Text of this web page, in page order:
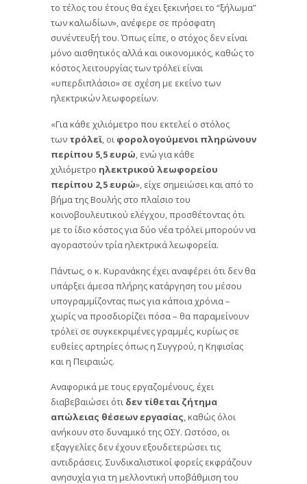
το τέλος του έτους θα έχει ξεκινήσει το “ξήλωμα”
των καλωδίων», ανέφερε σε πρόσφατη
συνέντευξή του. Όπως είπε, ο στόχος δεν είναι
μόνο αισθητικός αλλά και οικονομικός, καθώς το
κόστος λειτουργίας των τρόλεϊ είναι
«υπερδιπλάσιο» σε σχέση με εκείνο των
ηλεκτρικών λεωφορείων.
«Για κάθε χιλιόμετρο που εκτελεί ο στόλος
των τρόλεϊ , οι φορολογούμενοι πληρώνουν
περίπου 5,5 ευρώ , ενώ για κάθε
χιλιόμετρο ηλεκτρικού λεωφορείου
περίπου 2,5 ευρώ», είχε σημειώσει και από το
βήμα της Βουλής στο πλαίσιο του
κοινοβουλευτικού ελέγχου, προσθέτοντας ότι
με το ίδιο κόστος για δύο νέα τρόλεϊ μπορούν να
αγοραστούν τρία ηλεκτρικά λεωφορεία.
Πάντως, ο κ. Κυρανάκης έχει αναφέρει ότι δεν θα
υπάρξει άμεσα πλήρης κατάργηση του μέσου
υπογραμμίζοντας πως για κάποια χρόνια –
χωρίς να προσδιορίζει πόσα – θα παραμείνουν
τρόλεϊ σε συγκεκριμένες γραμμές, κυρίως σε
ευθείες αρτηρίες όπως η Συγγρού, η Κηφισίας
και η Πειραιώς.
Αναφορικά με τους εργαζομένους, έχει
διαβεβαιώσει ότι δεν τίθεται ζήτημα
απώλειας θέσεων εργασίας , καθώς όλοι
ανήκουν στο δυναμικό της ΟΣΥ. Ωστόσο, οι
εξαγγελίες δεν έχουν εξουδετερώσει τις
αντιδράσεις. Συνδικαλιστικοί φορείς εκφράζουν
ανησυχία για τη μελλοντική υποβάθμιση του